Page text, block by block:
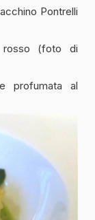
Pontrelli
rosso (foto di
profumata al